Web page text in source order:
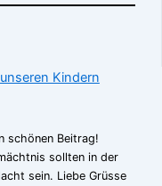
Kindern
schönen Beitrag!
sollten in der
sein. Liebe Grüsse